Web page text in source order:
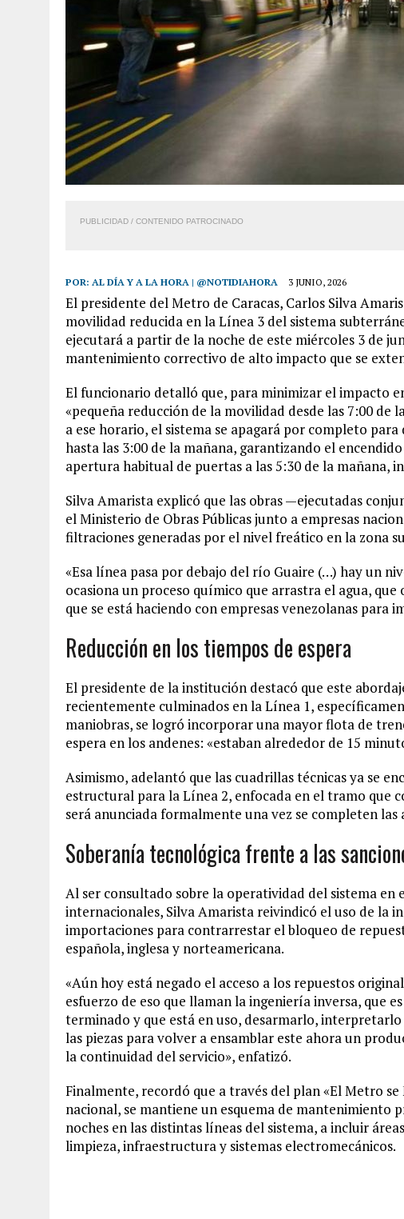
PUBLICIDAD / CONTENIDO PATROCINADO
POR: AL DÍA Y A LA HORA | @NOTIDIAHORA 3 JUNIO, 2026
El presidente del Metro de Caracas, Carlos Silva
movilidad reducida en la Línea 3 del sistema
ejecutará a partir de la noche de este miércoles 3 de
mantenimiento correctivo de alto impacto que se
El funcionario detalló que, para minimizar el impacto
«pequeña reducción de la movilidad desde las 7:00 de
a ese horario, el sistema se apagará por completo
hasta las 3:00 de la mañana, garantizando el
apertura habitual de puertas a las 5:30 de la mañana,
Silva Amarista explicó que las obras —ejecutadas
el Ministerio de Obras Públicas junto a empresas
filtraciones generadas por el nivel freático en la zona
«Esa línea pasa por debajo del río Guaire (…) hay un
ocasiona un proceso químico que arrastra el agua,
que se está haciendo con empresas venezolanas
Reducción en los tiempos de espera
El presidente de la institución destacó que este
recientemente culminados en la Línea 1,
maniobras, se logró incorporar una mayor flota de
espera en los andenes: «estaban alrededor de 15
Asimismo, adelantó que las cuadrillas técnicas ya se
estructural para la Línea 2, enfocada en el tramo que
será anunciada formalmente una vez se completen
Soberanía tecnológica frente a las
Al ser consultado sobre la operatividad del sistema en
internacionales, Silva Amarista reivindicó el uso de la
importaciones para contrarrestar el bloqueo de
española, inglesa y norteamericana.
«Aún hoy está negado el acceso a los repuestos
esfuerzo de eso que llaman la ingeniería inversa, que
terminado y que está en uso, desarmarlo,
las piezas para volver a ensamblar este ahora un
la continuidad del servicio», enfatizó.
Finalmente, recordó que a través del plan «El Metro
nacional, se mantiene un esquema de mantenimiento
noches en las distintas líneas del sistema, a incluir
limpieza, infraestructura y sistemas electromecánicos.